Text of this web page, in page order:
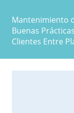
Mantenimiento
Buenas
Clientes Entre